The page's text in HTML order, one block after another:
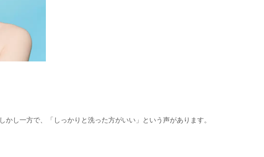
し一方で、「しっかりと洗った方がいい」という声があります。